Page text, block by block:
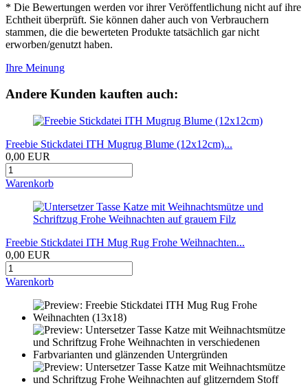
* Die Bewertungen werden vor ihrer Veröffentlichung nicht auf ihre
Echtheit überprüft. Sie können daher auch von Verbrauchern
stammen, die die bewerteten Produkte tatsächlich gar nicht
erworben/genutzt haben.
Ihre Meinung
Andere Kunden kauften auch:
Freebie Stickdatei ITH Mugrug Blume (12x12cm)...
0,00 EUR
Warenkorb
Freebie Stickdatei ITH Mug Rug Frohe Weihnachten...
0,00 EUR
Warenkorb